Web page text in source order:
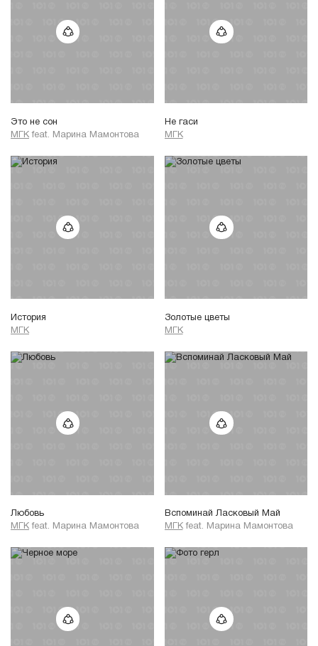
Это не сон
МГК feat. Марина Мамонтова
Не гаси
МГК
История
МГК
Золотые цветы
МГК
Любовь
МГК feat. Марина Мамонтова
Вспоминай Ласковый Май
МГК feat. Марина Мамонтова